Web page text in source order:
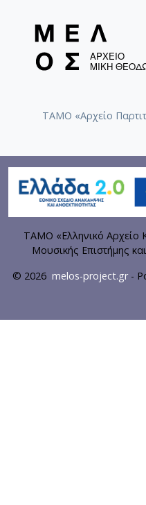
ΤΑΜΟ «Αρχείο
ΤΑΜΟ «Ελληνικό Αρχείο
Μουσικής Επιστήμης
© 2026 melos-project.gr-